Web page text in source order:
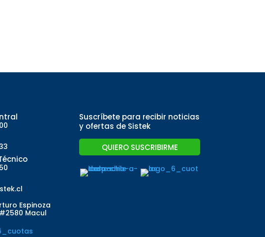
Espinoza
Macul
Suscríbete para recibir noticias
y ofertas de Sistek
QUIERO SUSCRIBIRME